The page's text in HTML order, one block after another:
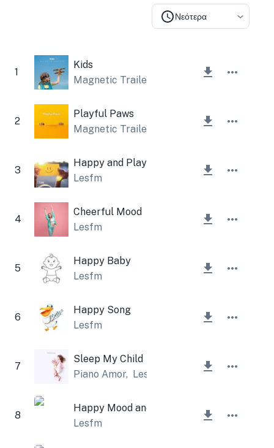
Νεότερα
1
Kids
Magnetic Trailer
2
Playful Paws
Magnetic Trailer
3
Happy and Playful
Lesfm
4
Cheerful Mood
Lesfm
5
Happy Baby
Lesfm
6
Happy Song
Lesfm
7
Sleep My Child
Piano Amor, Lesfm
8
Happy Mood and Ukulele
Lesfm